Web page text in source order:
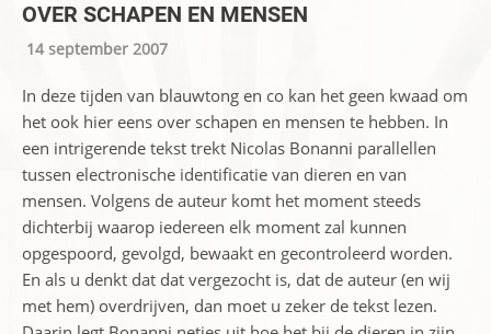
OVER SCHAPEN EN MENSEN
14 september 2007
In deze tijden van blauwtong en co kan het geen kwaad om
het ook hier eens over schapen en mensen te hebben. In
een intrigerende tekst trekt Nicolas Bonanni parallellen
tussen electronische identificatie van dieren en van
mensen. Volgens de auteur komt het moment steeds
dichterbij waarop iedereen elk moment zal kunnen
opgespoord, gevolgd, bewaakt en gecontroleerd worden.
En als u denkt dat dat vergezocht is, dat de auteur (en wij
met hem) overdrijven, dan moet u zeker de tekst lezen.